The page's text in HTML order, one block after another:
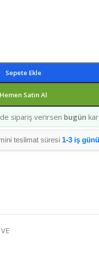
Sepete Ekle
Hemen Satın Al
sipariş verirsen bugün
teslimat süresi 1-3 iş günü